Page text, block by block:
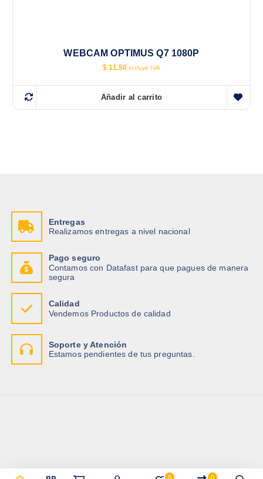
WEBCAM OPTIMUS Q7 1080P
$ 11.50 Incluye IVA
Añadir al carrito
Entregas
Realizamos entregas a nivel nacional
Pago seguro
Contamos con Datafast para que pagues de manera
segura
Calidad
Vendemos Productos de calidad
Soporte y Atención
Estamos pendientes de tus preguntas.
0 0